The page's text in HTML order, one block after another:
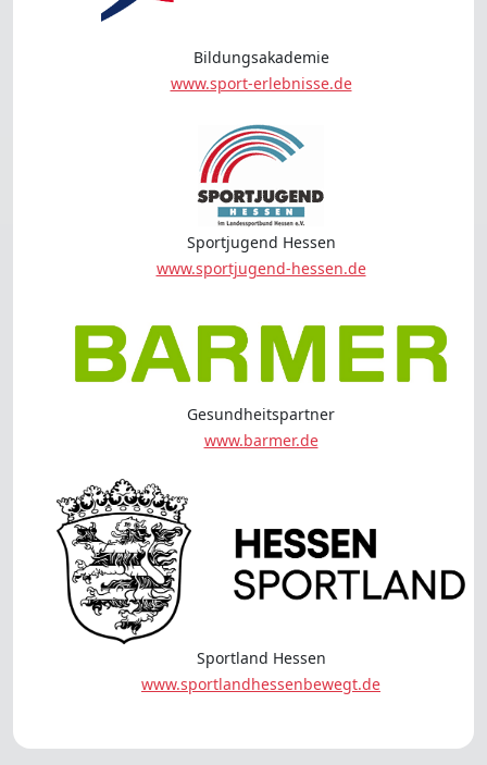
Bildungsakademie
www.sport-erlebnisse.de
Sportjugend Hessen
www.sportjugend-hessen.de
Gesundheitspartner
www.barmer.de
Sportland Hessen
www.sportlandhessenbewegt.de